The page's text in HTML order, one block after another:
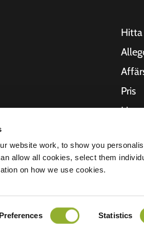
website work, to show you
allow all cookies, select them
on how we use cookies.
Preferences Statistics
bussar
heltäckande
städer att leverera
som våra
Hitta
Pris
Live
Alla
Ansvarsfriskrivning Cookies